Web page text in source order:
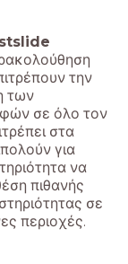
την
των
σε όλο τον
στα
για
να
πιθανής
σε
περιοχές.